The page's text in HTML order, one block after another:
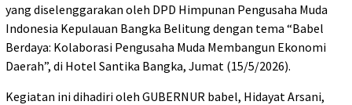
yang diselenggarakan oleh DPD Himpunan Pengusaha Muda
Indonesia Kepulauan Bangka Belitung dengan tema “Babel
Berdaya: Kolaborasi Pengusaha Muda Membangun Ekonomi
Daerah”, di Hotel Santika Bangka, Jumat (15/5/2026).
Kegiatan ini dihadiri oleh GUBERNUR babel, Hidayat Arsani,